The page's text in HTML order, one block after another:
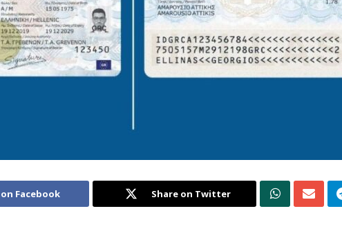
Facebook Share on Twitter